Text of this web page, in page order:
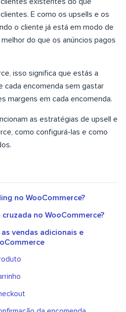
existentes do que
E como os upsells e os
o cliente já está em modo de
do que os anúncios pagos
isso significa que estás a
cada encomenda sem gastar
margens em cada encomenda.
as estratégias de upsell e
como configurá-las e como
no WooCommerce?
cruzada no WooCommerce?
vendas adicionais e